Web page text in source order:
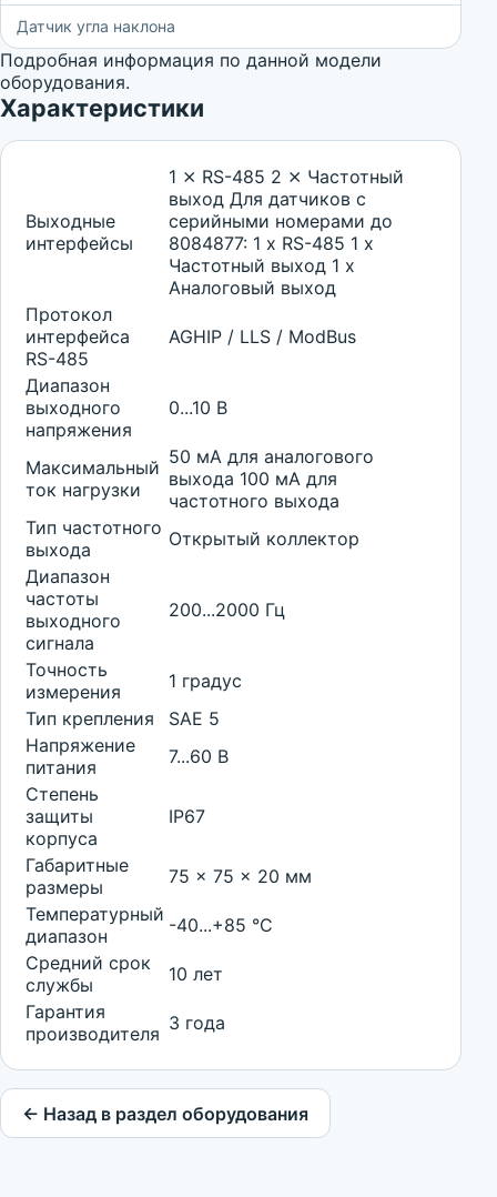
Датчик угла наклона
Подробная информация по данной модели
оборудования.
Характеристики
Выходные
интерфейсы
1 ⨯ RS-485 2 ⨯ Частотный
выход Для датчиков с
серийными номерами до
8084877: 1 х RS-485 1 х
Частотный выход 1 х
Аналоговый выход
Протокол
интерфейса
RS-485
AGHIP / LLS / ModBus
Диапазон
выходного
напряжения
0...10 В
Максимальный
ток нагрузки
50 мА для аналогового
выхода 100 мА для
частотного выхода
Тип частотного
выхода
Открытый коллектор
Диапазон
частоты
выходного
сигнала
200...2000 Гц
Точность
измерения
1 градус
Тип крепления
SAE 5
Напряжение
питания
7...60 В
Степень
защиты
корпуса
IP67
Габаритные
размеры
75 x 75 x 20 мм
Температурный
диапазон
-40...+85 °С
Средний срок
службы
10 лет
Гарантия
производителя 3 года
← Назад в раздел оборудования